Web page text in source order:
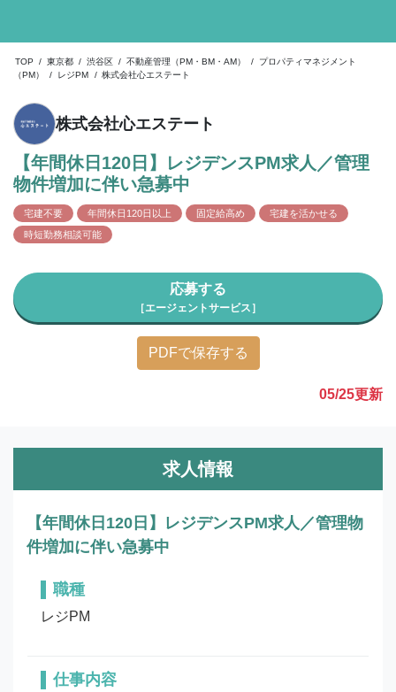
TOP / 東京都 / 渋谷区 / 不動産管理（PM・BM・AM） /
プロパティマネジメント
（PM）
/ レジPM / 株式会社心エステート
株式会社心エステート
【年間休日120日】レジデンスPM求人／管理
物件増加に伴い急募中
宅建不要 年間休日120日以上 固定給高め
宅建を活かせる
時短勤務相談可能
応募する
［エージェントサービス］
PDFで保存する
05/25更新
求人情報
【年間休日120日】レジデンスPM求人／管理物
件増加に伴い急募中
職種
レジPM
仕事内容